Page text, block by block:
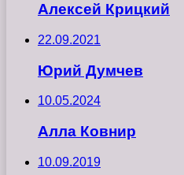
Алексей Крицкий
22.09.2021
Юрий Думчев
10.05.2024
Алла Ковнир
10.09.2019